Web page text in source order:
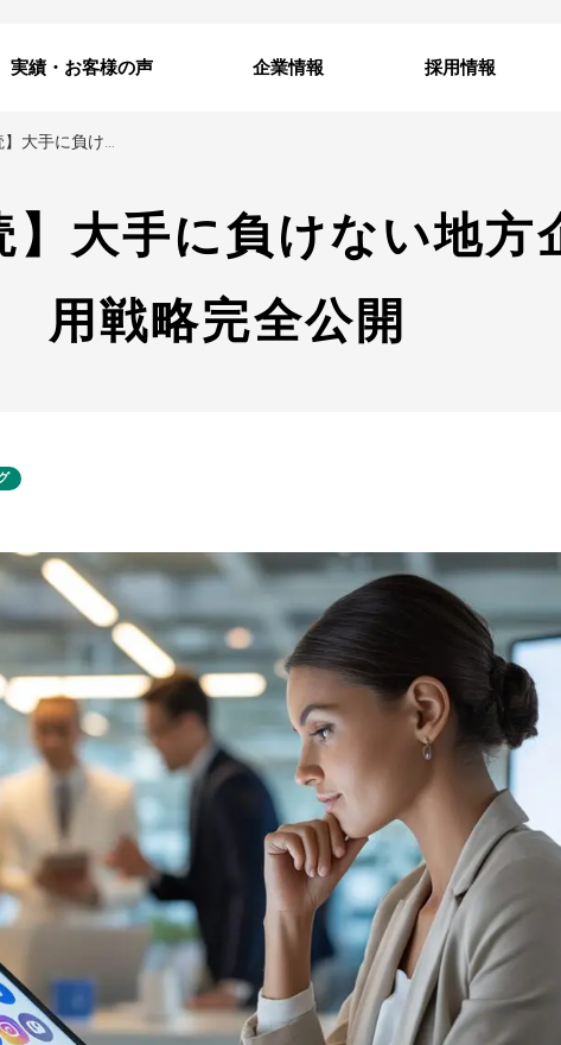
実績・お客様の声 企業情報 採用情報
【採用担当者必読】大手に負けない地方企業のSNS採用戦略完全公開
】大手に負けない地方
用戦略完全公開